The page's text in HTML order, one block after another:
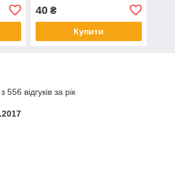
40₴
Купити
відгуків за рік